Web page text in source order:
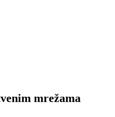
mrežama